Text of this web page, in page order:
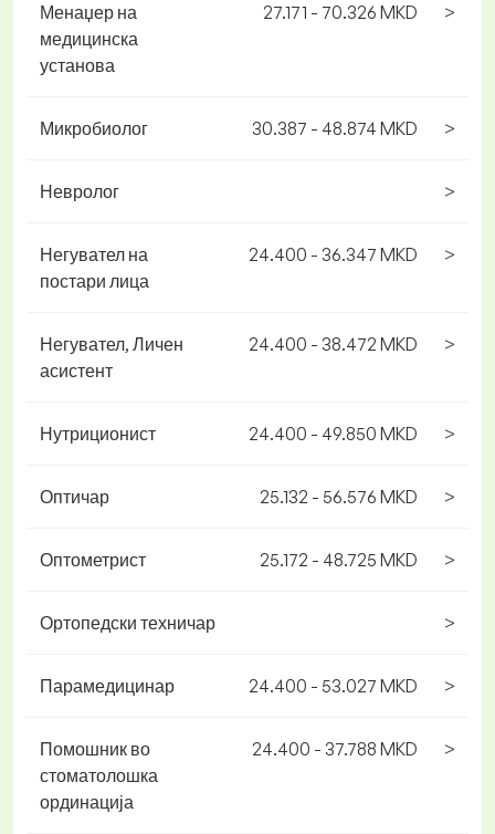
Менаџер на
медицинска
установа
27.171 - 70.326 MKD >
Микробиолог 30.387 - 48.874 MKD >
Невролог >
Негувател на
постари лица
24.400 - 36.347 MKD >
Негувател, Личен
асистент
24.400 - 38.472 MKD >
Нутриционист 24.400 - 49.850 MKD >
Оптичар 25.132 - 56.576 MKD >
Оптометрист 25.172 - 48.725 MKD >
Ортопедски техничар >
Парамедицинар 24.400 - 53.027 MKD >
Помошник во
стоматолошка
ординација
24.400 - 37.788 MKD >